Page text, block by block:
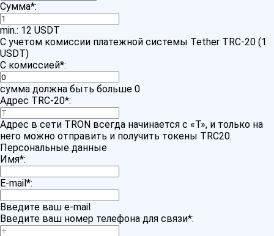
Сумма*:
min.: 12 USDT
С учетом комиссии платежной системы Tether TRC-20 (1
USDT)
С комиссией*:
сумма должна быть больше 0
Адрес TRC-20*:
Адрес в сети TRON всегда начинается с «T», и только на
него можно отправить и получить токены TRC20.
Персональные данные
Имя*:
E-mail*:
Введите ваш e-mail
Введите ваш номер телефона для связи*: